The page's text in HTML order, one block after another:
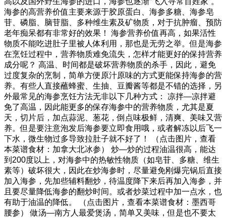
海参的高营养价值主要来源于胶原蛋白、海参多糖、海参皂
苷、磷脂、脑苷脂、多种维生素及矿物质，对于抗肿瘤、预防
老年痴呆都有非常好的效果！ 海参营养价值再高，如果活性
物质不能吃进肚子里被人体利用，那也是无劳之举。但是海参
在烹饪过程中，营养物质难免流失，怎样才能更好的保持营养
成分呢？ 高温、时间都是破坏营养物质的杀手，因此，避免
过度复杂的烹制，简单方便原汁原味的方式更能保持海参的营
养。有些人直接蘸蜂蜜、生抽、豆瓣酱等都是不错的选择，另
外最常见的海参烹饪方法无非以下几种方式： 凉拌—凉拌避
免了高温，因此能更多的保存海参中的营养物质，尤其是夏
天，切片后，加点蒜泥、葱花，倒点味极鲜，清爽、美味又营
养。但是要注意泡发后海参要立即食用哦，或者解冻以后飞一
下水，微生物过多导致拉肚子就不好了！ （点击图片，查看
本菜谱食材：加拿大北冰参） 炒—炒的过程油温很高，能达
到200度以上，对海参中的热敏性物质（如皂苷、多糖、维生
素等）破坏很大，因此在炒海参时，尽量避免刚爆完锅后直接
加入海参，先加些辅料翻炒，待温度降下来后再加入海参，并
且要尽量降低海参的翻炒时间。或者炒菜过程中加一点水，也
有助于油温的降低。 （点击图片，查看本菜谱食材：墨西哥
腰参） 做汤—南方人最爱煲汤，简单又美味，但是也不要太